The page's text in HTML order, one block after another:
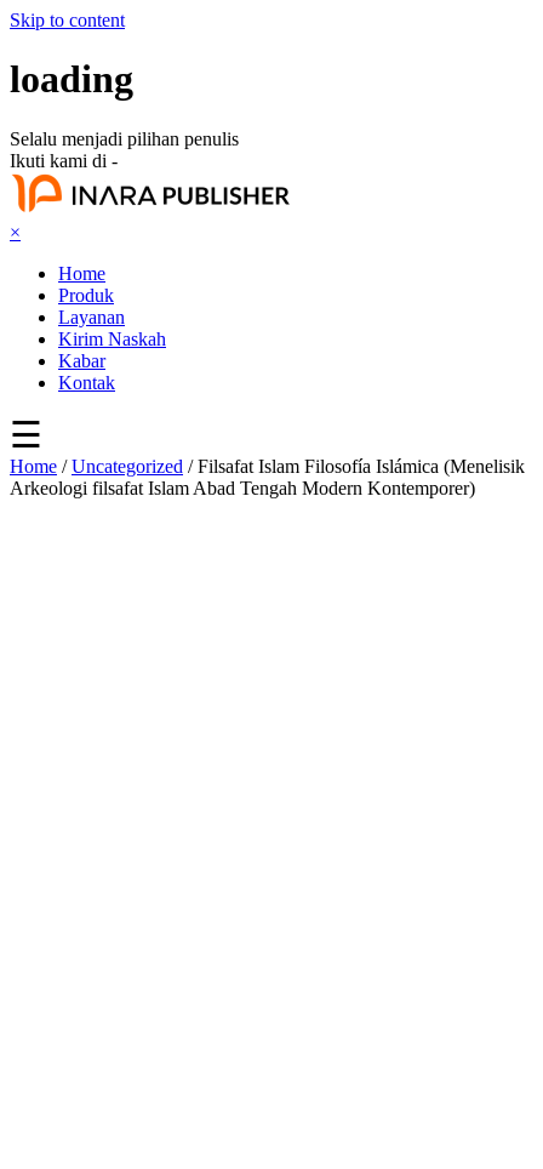
Skip to content
loading
Selalu menjadi pilihan penulis
Ikuti kami di -
×
Home
Produk
Layanan
Kirim Naskah
Kabar
Kontak
☰
Home /Uncategorized / Filsafat Islam Filosofía Islámica (Menelisik
Arkeologi filsafat Islam Abad Tengah Modern Kontemporer)